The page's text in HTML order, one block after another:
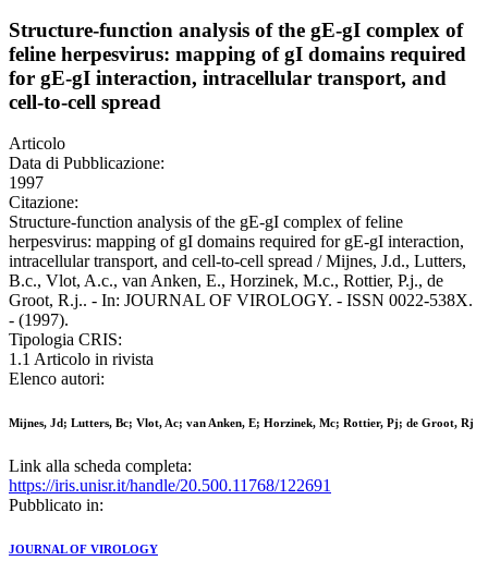
Structure-function analysis of the gE-gI complex of
feline herpesvirus: mapping of gI domains required
for gE-gI interaction, intracellular transport, and
cell-to-cell spread
Articolo
Data di Pubblicazione:
1997
Citazione:
Structure-function analysis of the gE-gI complex of feline
herpesvirus: mapping of gI domains required for gE-gI interaction,
intracellular transport, and cell-to-cell spread / Mijnes, J.d., Lutters,
B.c., Vlot, A.c., van Anken, E., Horzinek, M.c., Rottier, P.j., de
Groot, R.j.. - In: JOURNAL OF VIROLOGY. - ISSN 0022-538X.
- (1997).
Tipologia CRIS:
1.1 Articolo in rivista
Elenco autori:
Mijnes, Jd; Lutters, Bc; Vlot, Ac; van Anken, E; Horzinek, Mc; Rottier, Pj; de Groot, Rj
Link alla scheda completa:
https://iris.unisr.it/handle/20.500.11768/122691
Pubblicato in:
JOURNAL OF VIROLOGY